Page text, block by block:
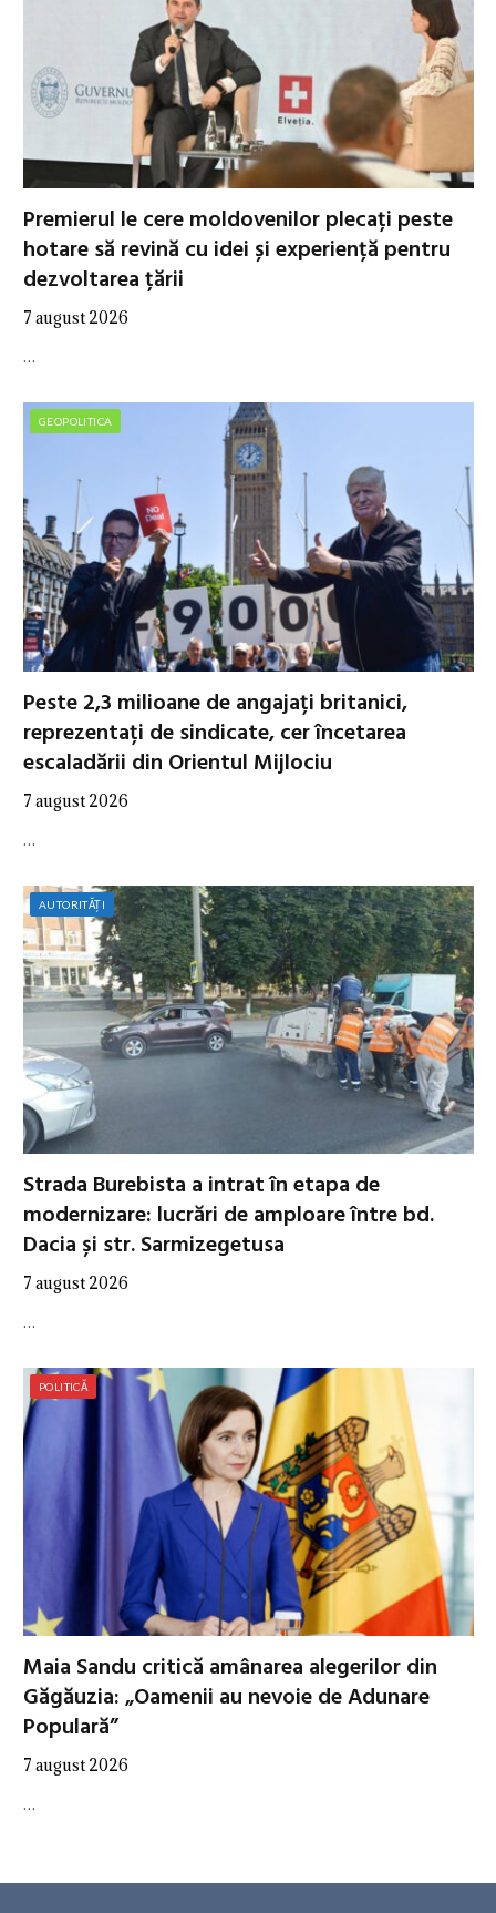
Premierul le cere moldovenilor plecați peste
hotare să revină cu idei și experiență pentru
dezvoltarea țării
7 august 2026
…
GEOPOLITICA
Peste 2,3 milioane de angajați britanici,
reprezentați de sindicate, cer încetarea
escaladării din Orientul Mijlociu
7 august 2026
…
AUTORITĂȚI
Strada Burebista a intrat în etapa de
modernizare: lucrări de amploare între bd.
Dacia și str. Sarmizegetusa
7 august 2026
…
POLITICĂ
Maia Sandu critică amânarea alegerilor din
Găgăuzia: „Oamenii au nevoie de Adunare
Populară”
7 august 2026
…